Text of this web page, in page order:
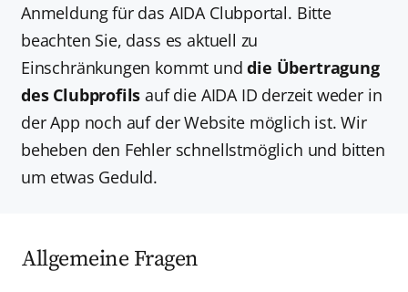
Anmeldung für das AIDA Clubportal. Bitte
beachten Sie, dass es aktuell zu
Einschränkungen kommt und die Übertragung
des Clubprofils auf die AIDA ID derzeit weder in
der App noch auf der Website möglich ist. Wir
beheben den Fehler schnellstmöglich und bitten
um etwas Geduld.
Allgemeine Fragen